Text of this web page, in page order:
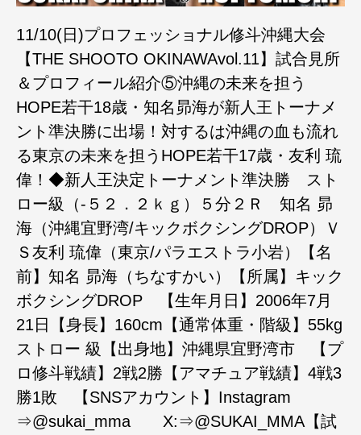
11/10(日)プロフェッショナル修斗沖縄大会
【THE SHOOTO OKINAWAvol.11】試合見所
＆プロフィール紹介⑤沖縄の未来を担う
HOPE若干18歳・知名昴海が新人王トーナメ
ント準決勝に出場！対するは沖縄の血も流れ
る東京の未来を担うHOPE若干17歳・友利 琉
偉！◆新人王決定トーナメント準決勝 スト
ロー級（-５２．２ｋｇ）５分２Ｒ 知名 昴
海（沖縄宜野湾/キックボクシングDROP）Ｖ
Ｓ友利 琉偉（東京/パラエストラ小岩）【名
前】知名 昴海（ちなすかい）【所属】キック
ボクシングDROP 【生年月日】2006年7月
21日【身長】160cm【通常体重・階級】55kg
ストロー 級【出身地】沖縄県宜野湾市 【プ
ロ修斗戦績】2戦2勝【アマチュア戦績】4戦3
勝1敗 【SNSアカウント】Instagram
⇒@sukai_mma X:⇒@SUKAI_MMA【試